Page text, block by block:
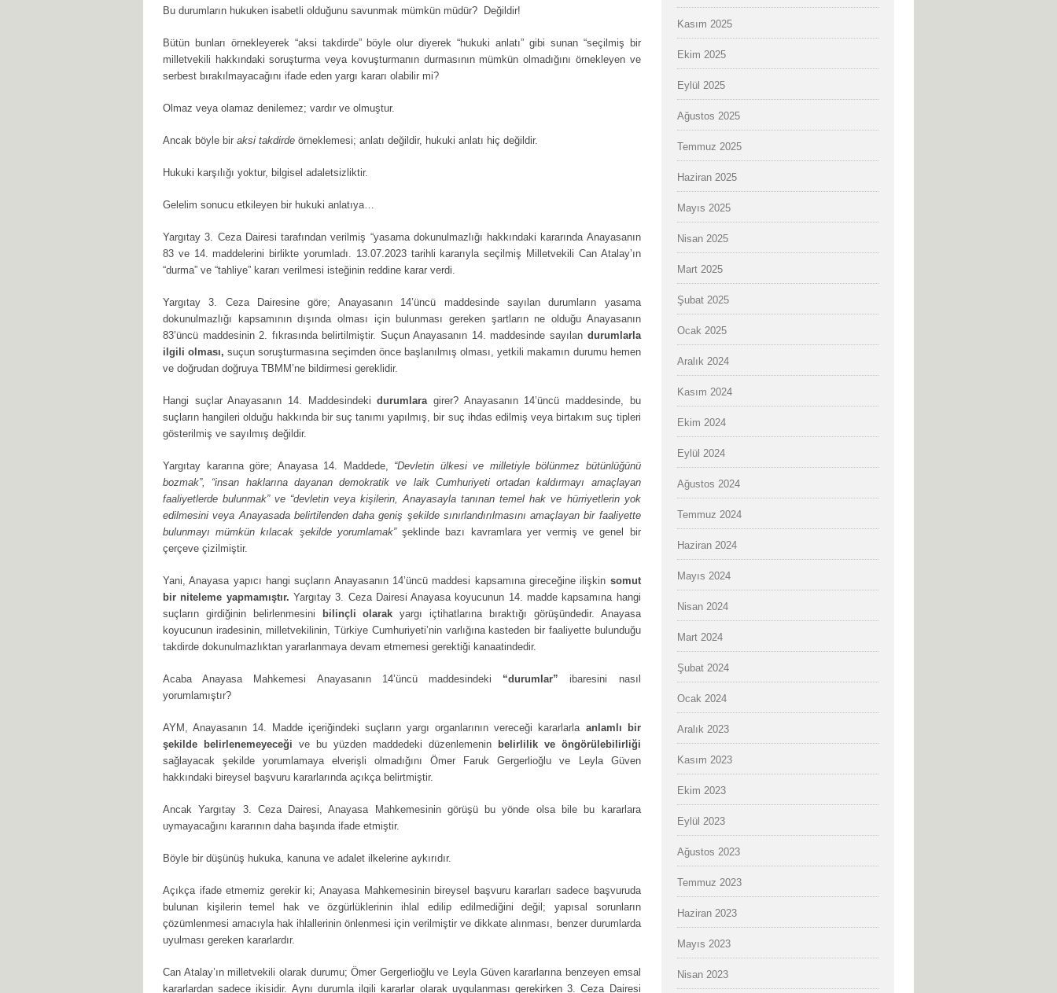
Bu durumların hukuken isabetli olduğunu savunmak mümkün müdür? Değildir!
Bütün bunları örnekleyerek “aksi takdirde” böyle olur diyerek “hukuki anlatı” gibi sunan “seçilmiş bir
milletvekili hakkındaki soruşturma veya kovuşturmanın durmasının mümkün olmadığını örnekleyen ve
serbest bırakılmayacağını ifade eden yargı kararı olabilir mi?
Olmaz veya olamaz denilemez; vardır ve olmuştur.
Ancak böyle bir aksi takdirde örneklemesi; anlatı değildir, hukuki anlatı hiç değildir.
Hukuki karşılığı yoktur, bilgisel adaletsizliktir.
Gelelim sonucu etkileyen bir hukuki anlatıya…
Yargıtay 3. Ceza Dairesi tarafından verilmiş “yasama dokunulmazlığı hakkındaki kararında Anayasanın
83 ve 14. maddelerini birlikte yorumladı. 13.07.2023 tarihli kararıyla seçilmiş Milletvekili Can Atalay’ın
“durma” ve “tahliye” kararı verilmesi isteğinin reddine karar verdi.
Yargıtay 3. Ceza Dairesine göre; Anayasanın 14’üncü maddesinde sayılan durumların yasama
dokunulmazlığı kapsamının dışında olması için bulunması gereken şartların ne olduğu Anayasanın
83’üncü maddesinin 2. fıkrasında belirtilmiştir. Suçun Anayasanın 14. maddesinde sayılan durumlarla
ilgili olması, suçun soruşturmasına seçimden önce başlanılmış olması, yetkili makamın durumu hemen
ve doğrudan doğruya TBMM’ne bildirmesi gereklidir.
Hangi suçlar Anayasanın 14. Maddesindekidurumlaragirer? Anayasanın 14’üncü maddesinde, bu
suçların hangileri olduğu hakkında bir suç tanımı yapılmış, bir suç ihdas edilmiş veya birtakım suç tipleri
gösterilmiş ve sayılmış değildir.
Yargıtay kararına göre; Anayasa 14. Maddede, “Devletin ülkesi ve milletiyle bölünmez bütünlüğünü
bozmak”, “insan haklarına dayanan demokratik ve laik Cumhuriyeti ortadan kaldırmayı amaçlayan
faaliyetlerde bulunmak” ve “devletin veya kişilerin, Anayasayla tanınan temel hak ve hürriyetlerin yok
edilmesini veya Anayasada belirtilenden daha geniş şekilde sınırlandırılmasını amaçlayan bir faaliyette
bulunmayı mümkün kılacak şekilde yorumlamak”şeklinde bazı kavramlara yer vermiş ve genel bir
çerçeve çizilmiştir.
Yani, Anayasa yapıcı hangi suçların Anayasanın 14’üncü maddesi kapsamına gireceğine ilişkin somut
bir niteleme yapmamıştır. Yargıtay 3. Ceza Dairesi Anayasa koyucunun 14. madde kapsamına hangi
suçların girdiğinin belirlenmesini
bilinçli olarak yargı içtihatlarına bıraktığı görüşündedir. Anayasa
koyucunun iradesinin, milletvekilinin, Türkiye Cumhuriyeti’nin varlığına kasteden bir faaliyette bulunduğu
takdirde dokunulmazlıktan yararlanmaya devam etmemesi gerektiği kanaatindedir.
Acaba Anayasa Mahkemesi Anayasanın 14’üncü maddesindeki “durumlar” ibaresini nasıl
yorumlamıştır?
AYM, Anayasanın 14. Madde içeriğindeki suçların yargı organlarının vereceği kararlarla anlamlı bir
şekilde belirlenemeyeceği ve bu yüzden maddedeki düzenlemenin
belirlilik ve öngörülebilirliği
sağlayacak şekilde yorumlamaya elverişli olmadığını Ömer Faruk Gergerlioğlu ve Leyla Güven
hakkındaki bireysel başvuru kararlarında açıkça belirtmiştir.
Ancak Yargıtay 3. Ceza Dairesi, Anayasa Mahkemesinin görüşü bu yönde olsa bile bu kararlara
uymayacağını kararının daha başında ifade etmiştir.
Böyle bir düşünüş hukuka, kanuna ve adalet ilkelerine aykırıdır.
Açıkça ifade etmemiz gerekir ki; Anayasa Mahkemesinin bireysel başvuru kararları sadece başvuruda
bulunan kişilerin temel hak ve özgürlüklerinin ihlal edilip edilmediğini değil; yapısal sorunların
çözümlenmesi amacıyla hak ihlallerinin önlenmesi için verilmiştir ve dikkate alınması, benzer durumlarda
uyulması gereken kararlardır.
Can Atalay’ın milletvekili olarak durumu; Ömer Gergerlioğlu ve Leyla Güven kararlarına benzeyen emsal
kararlardan sadece ikisidir. Aynı durumla ilgili kararlar olarak uygulanması gerekirken 3. Ceza Dairesi
Kasım 2025
Ekim 2025
Eylül 2025
Ağustos 2025
Temmuz 2025
Haziran 2025
Mayıs 2025
Nisan 2025
Mart 2025
Şubat 2025
Ocak 2025
Aralık 2024
Kasım 2024
Ekim 2024
Eylül 2024
Ağustos 2024
Temmuz 2024
Haziran 2024
Mayıs 2024
Nisan 2024
Mart 2024
Şubat 2024
Ocak 2024
Aralık 2023
Kasım 2023
Ekim 2023
Eylül 2023
Ağustos 2023
Temmuz 2023
Haziran 2023
Mayıs 2023
Nisan 2023